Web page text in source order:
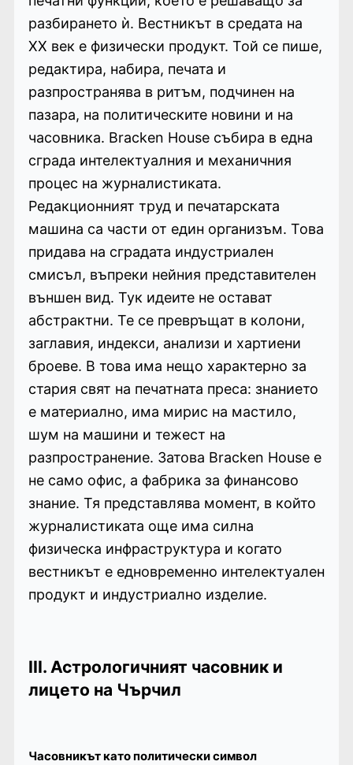
разбирането ѝ. Вестникът в средата на
XX век е физически продукт. Той се пише,
редактира, набира, печата и
разпространява в ритъм, подчинен на
пазара, на политическите новини и на
часовника. Bracken House събира в една
сграда интелектуалния и механичния
процес на журналистиката.
Редакционният труд и печатарската
машина са части от един организъм. Това
придава на сградата индустриален
смисъл, въпреки нейния представителен
външен вид. Тук идеите не остават
абстрактни. Те се превръщат в колони,
заглавия, индекси, анализи и хартиени
броеве. В това има нещо характерно за
стария свят на печатната преса: знанието
е материално, има мирис на мастило,
шум на машини и тежест на
разпространение. Затова Bracken House е
не само офис, а фабрика за финансово
знание. Тя представлява момент, в който
журналистиката още има силна
физическа инфраструктура и когато
вестникът е едновременно интелектуален
продукт и индустриално изделие.
III. Астрологичният часовник и
лицето на Чърчил
Часовникът като политически символ